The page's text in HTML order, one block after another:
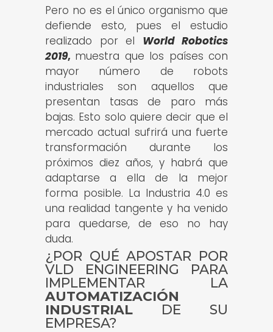
Pero no es el único organismo que
defiende esto, pues el estudio
realizado por el World Robotics
2019, muestra que los países con
mayor número de robots
industriales son aquellos que
presentan tasas de paro más
bajas. Esto solo quiere decir que el
mercado actual sufrirá una fuerte
transformación durante los
próximos diez años, y habrá que
adaptarse a ella de la mejor
forma posible. La Industria 4.0 es
una realidad tangente y ha venido
para quedarse, de eso no hay
duda.
¿POR QUÉ APOSTAR POR
VLD ENGINEERING PARA
IMPLEMENTAR LA
AUTOMATIZACIÓN
INDUSTRIAL DE SU
EMPRESA?